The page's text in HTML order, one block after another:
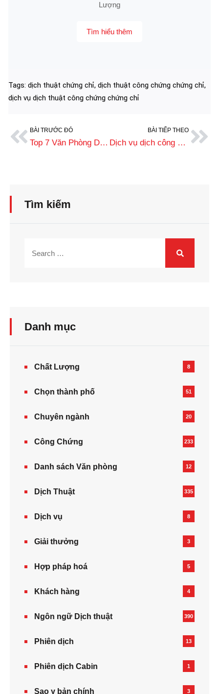
Lượng
Tìm hiểu thêm
Tags: dịch thuật chứng chỉ, dịch thuật công chứng chứng chỉ,
dịch vụ dịch thuật công chứng chứng chỉ
BÀI TRƯỚC ĐÓ
Top 7 Văn Phòng Dịch Thuật Công Chứng Thanh Hóa Tốt Nhất
BÀI TIẾP THEO
Dịch vụ dịch công chứng tiếng Nga uy tín, giá rẻ tại Việt Nam
Tìm kiếm
Danh mục
Chất Lượng 8
Chọn thành phố 51
Chuyên ngành 20
Công Chứng 233
Danh sách Văn phòng 12
Dịch Thuật 335
Dịch vụ 8
Giải thưởng 3
Hợp pháp hoá 5
Khách hàng 4
Ngôn ngữ Dịch thuật 390
Phiên dịch 13
Phiên dịch Cabin 1
Sao y bản chính 3